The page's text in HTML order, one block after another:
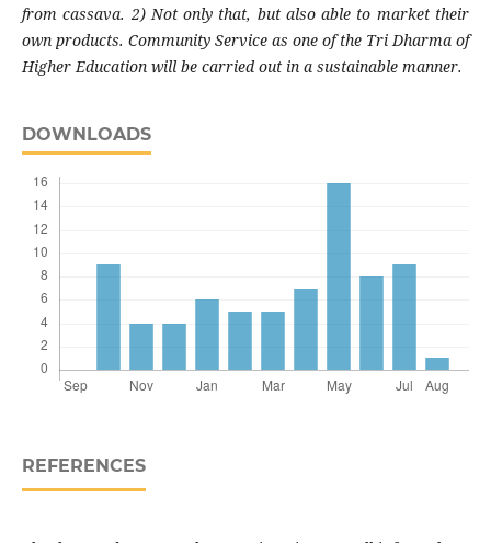
from cassava. 2) Not only that, but also able to market their
own products. Community Service as one of the Tri Dharma of
Higher Education will be carried out in a sustainable manner.
DOWNLOADS
REFERENCES